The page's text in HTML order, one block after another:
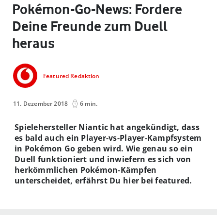
Pokémon-Go-News: Fordere
Deine Freunde zum Duell
heraus
Featured Redaktion
11. Dezember 2018 6 min.
Spielehersteller Niantic hat angekündigt, dass
es bald auch ein Player-vs-Player-Kampfsystem
in Pokémon Go geben wird. Wie genau so ein
Duell funktioniert und inwiefern es sich von
herkömmlichen Pokémon-Kämpfen
unterscheidet, erfährst Du hier bei featured.